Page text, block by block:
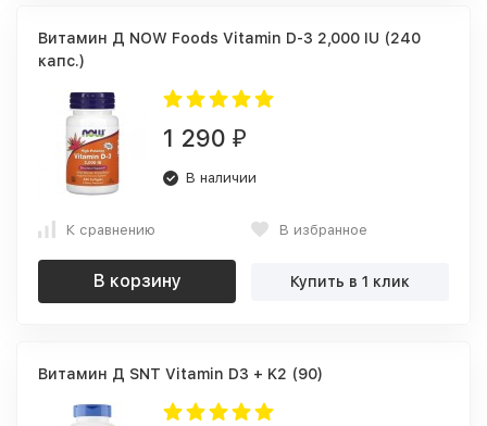
Витамин Д NOW Foods Vitamin D-3 2,000 IU (240
капс.)
1 290 ₽
В наличии
К сравнению В избранное
В корзину Купить в 1 клик
Витамин Д SNT Vitamin D3 + K2 (90)